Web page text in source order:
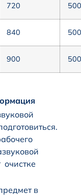
720
840
900
очистке
в